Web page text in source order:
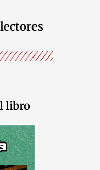
libro